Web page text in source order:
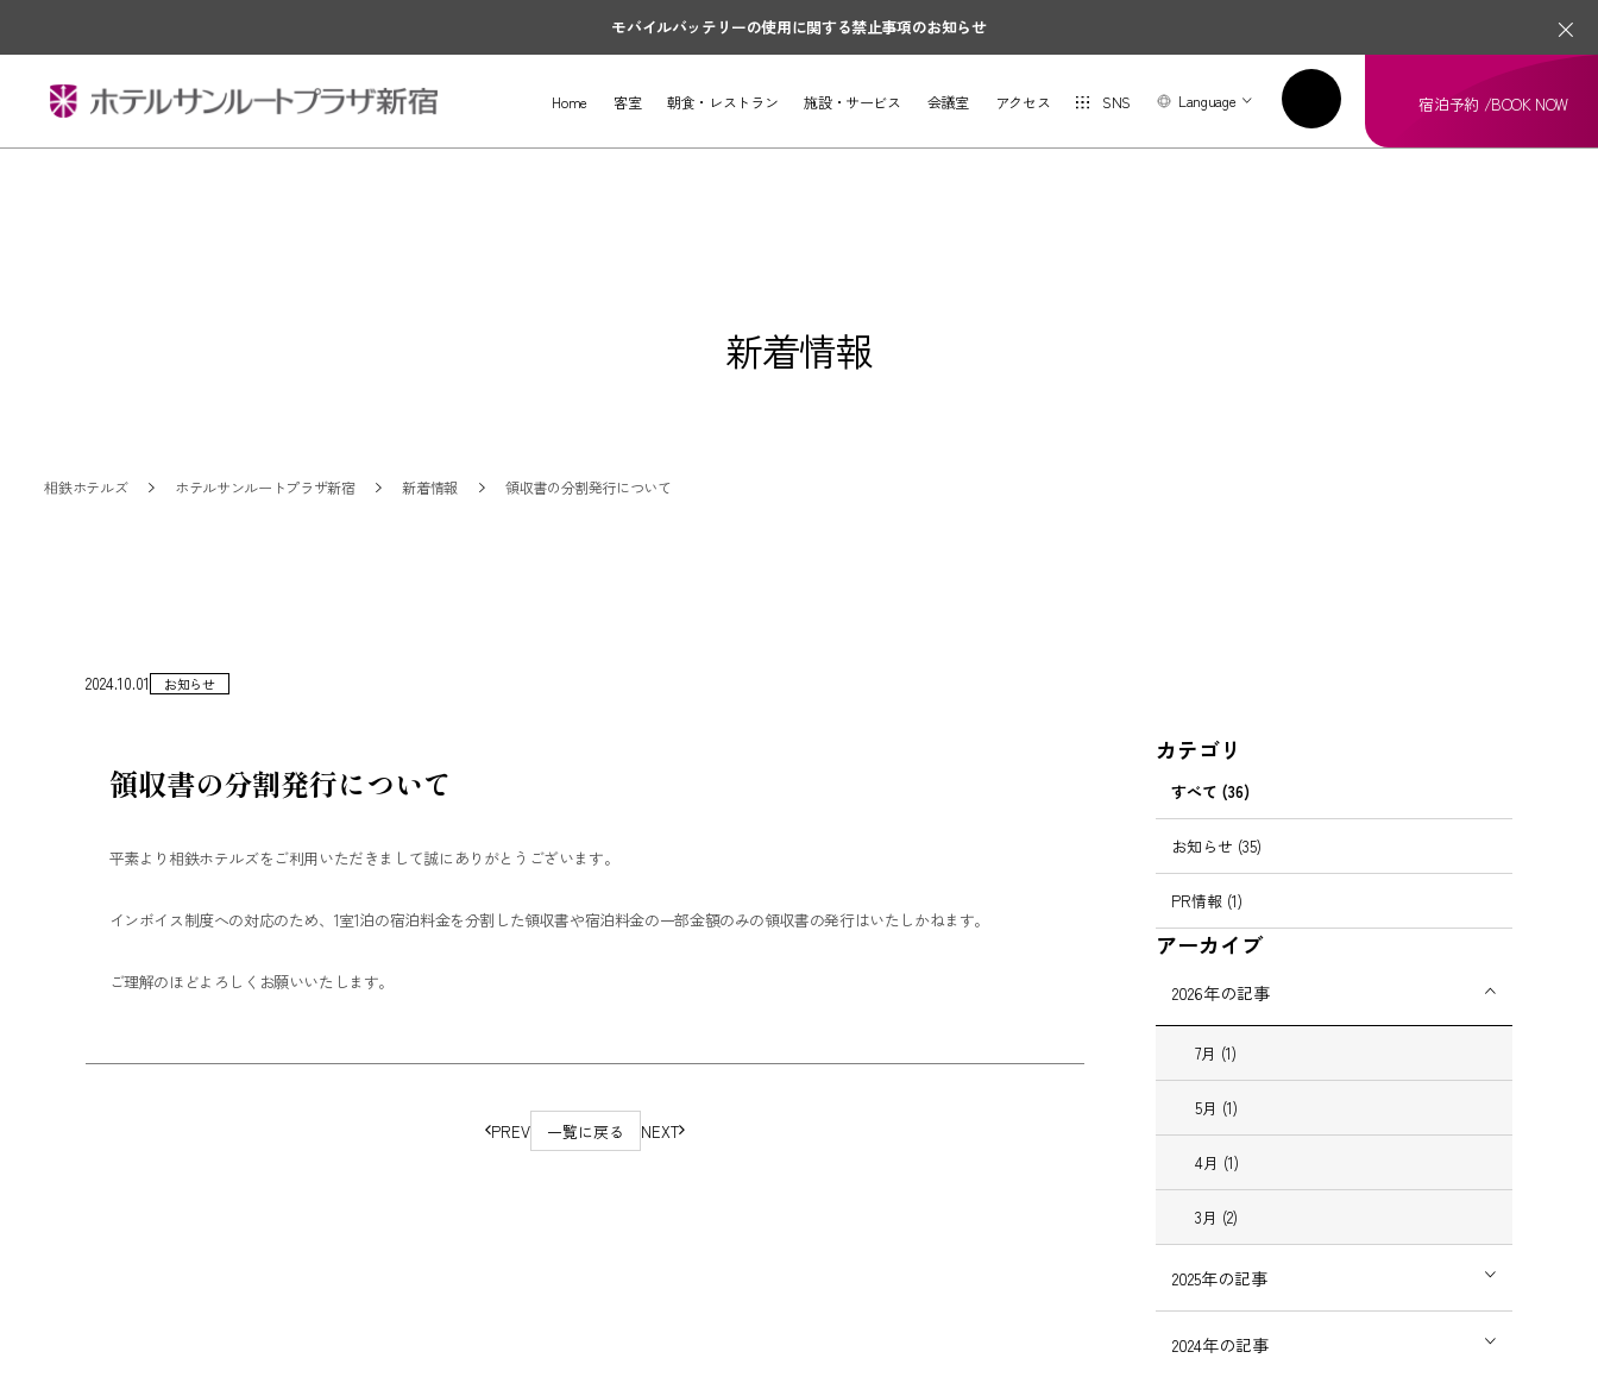
モバイルバッテリーの使用に関する禁止事項のお知らせ
Home 客室 朝食・レストラン 施設・サービス 会議室 アクセス SNS Language 宿泊予約 /BOOK NOW
新着情報
相鉄ホテルズ ホテルサンルートプラザ新宿 新着情報 領収書の分割発行について
2024.10.01 お知らせ
領収書の分割発行について
平素より相鉄ホテルズをご利用いただきまして誠にありがとうございます。
インボイス制度への対応のため、1室1泊の宿泊料金を分割した領収書や宿泊料金の一部金額のみの領収書の発行はいたしかねます。
ご理解のほどよろしくお願いいたします。
PREV 一覧に戻る NEXT
カテゴリ
すべて (36)
お知らせ (35)
PR情報 (1)
アーカイブ
2026年の記事
7月 (1)
5月 (1)
4月 (1)
3月 (2)
2025年の記事
2024年の記事